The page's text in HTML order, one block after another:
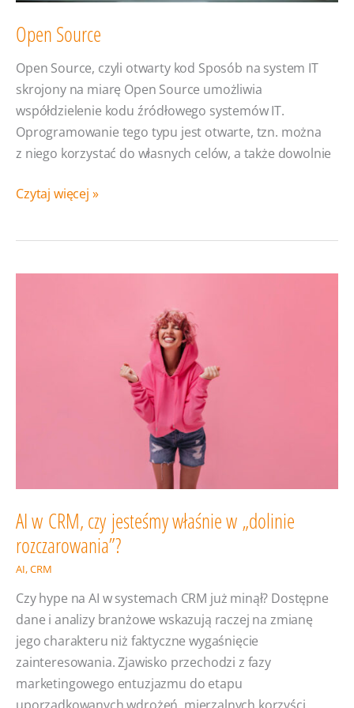
Open Source
Open Source, czyli otwarty kod Sposób na system IT
skrojony na miarę Open Source umożliwia
współdzielenie kodu źródłowego systemów IT.
Oprogramowanie tego typu jest otwarte, tzn. można
z niego korzystać do własnych celów, a także dowolnie
Open
Czytaj więcej »
AI w CRM, czy jesteśmy właśnie w „dolinie
rozczarowania”?
AI,CRM
Czy hype na AI w systemach CRM już minął? Dostępne
dane i analizy branżowe wskazują raczej na zmianę
jego charakteru niż faktyczne wygaśnięcie
zainteresowania. Zjawisko przechodzi z fazy
marketingowego entuzjazmu do etapu
uporządkowanych wdrożeń, mierzalnych korzyści